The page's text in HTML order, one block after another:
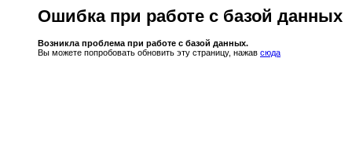
Ошибка при работе с базой данных
Возникла проблема при работе с базой данных.
Вы можете попробовать обновить эту страницу, нажав сюда